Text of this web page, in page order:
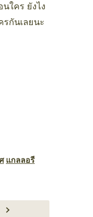
ใคร ยังไง
กันเลยนะ
แกลลอรี